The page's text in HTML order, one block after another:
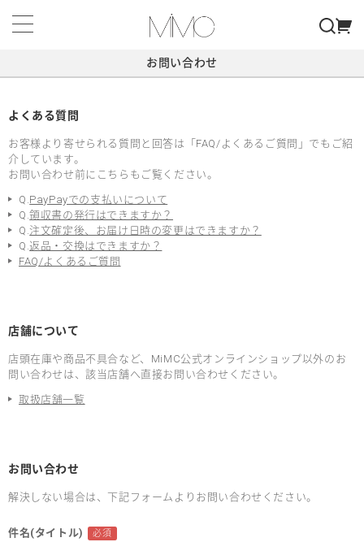
お問い合わせ
よくある質問
お客様より寄せられる質問と回答は「FAQ/よくあるご質問」でもご紹
介しています。
お問い合わせ前にこちらもご覧ください。
Q.PayPayでの支払いについて
Q.領収書の発行はできますか？
Q.注文確定後、お届け日時の変更はできますか？
Q.返品・交換はできますか？
FAQ/よくあるご質問
店舗について
店頭在庫や商品不具合など、MiMC公式オンラインショップ以外のお
問い合わせは、該当店舗へ直接お問い合わせください。
取扱店舗一覧
お問い合わせ
解決しない場合は、下記フォームよりお問い合わせください。
件名(タイトル)